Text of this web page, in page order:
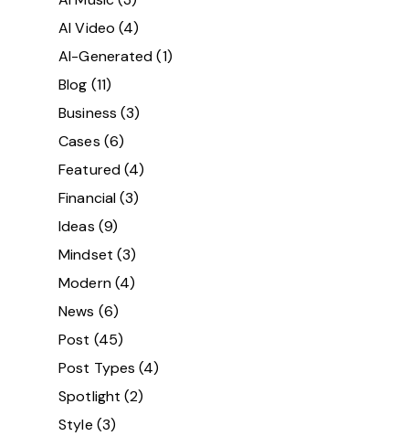
AI Video (4)
AI-Generated(1)
Blog (11)
Business (3)
Cases (6)
Featured(4)
Financial(3)
Ideas (9)
Mindset (3)
Modern(4)
News (6)
Post (45)
Post Types (4)
Spotlight (2)
Style (3)